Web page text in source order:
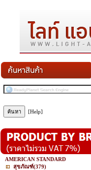
[Help]
AMERICAN STANDARD
สุขภัณฑ์(379)